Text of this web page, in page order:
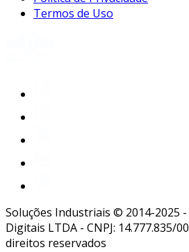
Termos de Uso
Soluções Industriais © 2014-2025 -
Digitais LTDA - CNPJ: 14.777.835/
direitos reservados